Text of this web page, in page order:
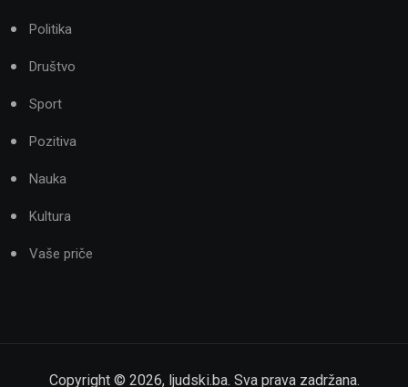
Politika
Društvo
Sport
Pozitiva
Nauka
Kultura
Vaše priče
Copyright © 2026, ljudski.ba. Sva prava zadržana.